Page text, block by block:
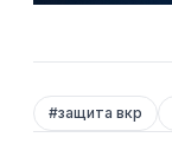
#защита вкр